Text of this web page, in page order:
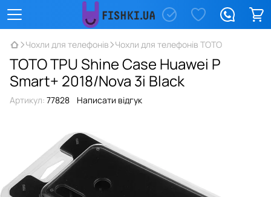
Чохли для телефонів Чохли для телефонів TOTO
TOTO TPU Shine Case Huawei P
Smart+ 2018/Nova 3i Black
Артикул: 77828 Написати відгук